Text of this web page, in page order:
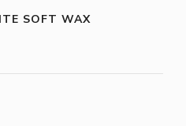
SOFT WAX